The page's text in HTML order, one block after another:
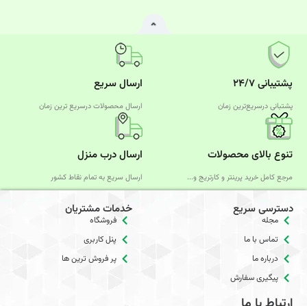
پشتیبانی ۲۴/۷
پشتبانی درسریع‌ترین زمان
ارسال سریع
ارسال محصولات درسریع‌ ترین زمان
تنوع بالای محصولات
مرجع کامل خرید پرینتر و کارتریج و...
ارسال درب منزل
ارسال سریع به تمام نقاط کشور
دسترسی سریع
مجله
تماس با ما
درباره ما
پیگیری سفارش
خدمات مشتریان
فروشگاه
پنل کاربری
پر فروش ترین ها